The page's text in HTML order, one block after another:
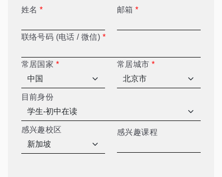
姓名 * 邮箱*
联络号码 (电话 / 微信) *
常居国家 * 常居城市*
目前身份
感兴趣校区 感兴趣课程